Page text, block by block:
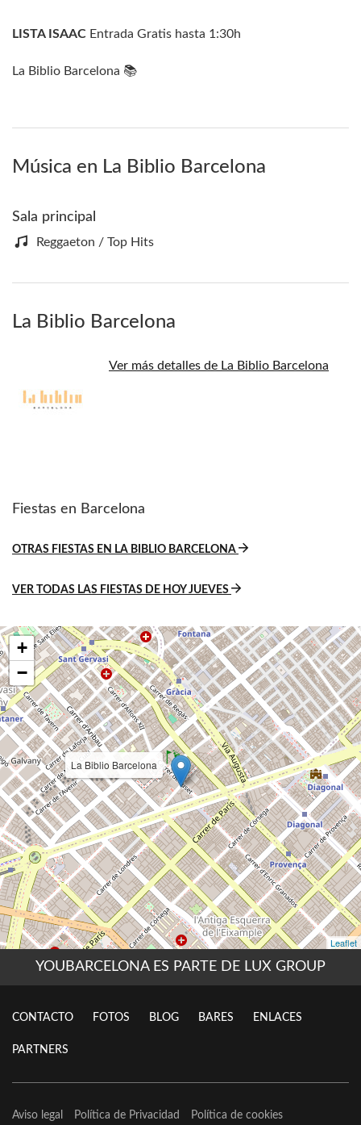
LISTA ISAAC Entrada Gratis hasta 1:30h
La Biblio Barcelona 📚
Música en La Biblio Barcelona
Sala principal
Reggaeton / Top Hits
La Biblio Barcelona
Ver más detalles de La Biblio Barcelona
Fiestas en Barcelona
OTRAS FIESTAS EN LA BIBLIO BARCELONA
VER TODAS LAS FIESTAS DE HOY JUEVES
YOUBARCELONA ES PARTE DE LUX GROUP
CONTACTO FOTOS BLOG BARES ENLACES
PARTNERS
Aviso legal Política de Privacidad Política de cookies